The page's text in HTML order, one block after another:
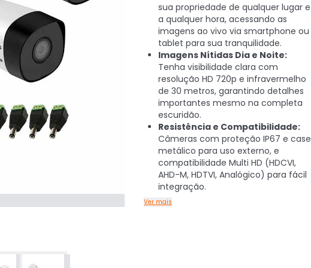
sua propriedade de qualquer lugar e
a qualquer hora, acessando as
imagens ao vivo via smartphone ou
tablet para sua tranquilidade.
Imagens Nítidas Dia e Noite:
Tenha visibilidade clara com
resolução HD 720p e infravermelho
de 30 metros, garantindo detalhes
importantes mesmo na completa
escuridão.
Resistência e Compatibilidade:
Câmeras com proteção IP67 e case
metálico para uso externo, e
compatibilidade Multi HD (HDCVI,
AHD-M, HDTVI, Analógico) para fácil
integração.
Ver mais